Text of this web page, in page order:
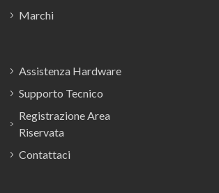
Marchi
Assistenza Hardware
Supporto Tecnico
Registrazione Area
Riservata
Contattaci